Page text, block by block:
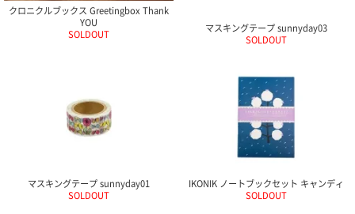
クロニクルブックス Greetingbox Thank
YOU
SOLDOUT
マスキングテープ sunnyday03
SOLDOUT
マスキングテープ sunnyday01
SOLDOUT
IKONIK ノートブックセット キャンディ
SOLDOUT